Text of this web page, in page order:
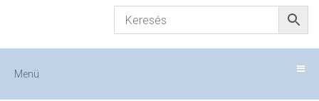
Menü